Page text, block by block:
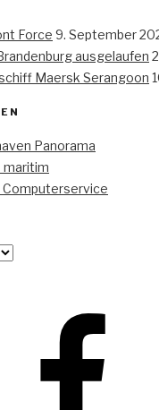
Force 9. September
ausgelaufen
Maersk Serangoon
Panorama
maritim
Computerservice